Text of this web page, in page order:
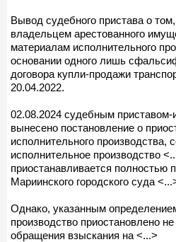
Вывод судебного пристава о
владельцем арестованного
материалам исполнительного
основании одного лишь
договора купли-продажи
20.04.2022.
02.08.2024 судебным
вынесено постановление о
исполнительного производства,
исполнительное производство
приостанавливается полностью
Мариинского городского суда
Однако, указанным
производство приостановлено
обращения взыскания на <...>